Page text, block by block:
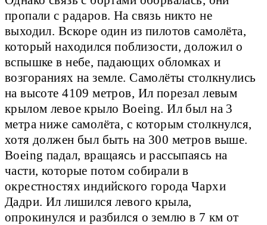
пропали с радаров. На связь никто не
выходил. Вскоре один из пилотов самолёта,
который находился поблизости, доложил о
вспышке в небе, падающих обломках и
возгораниях на земле. Самолёты столкнулись
на высоте 4109 метров, Ил порезал левым
крылом левое крыло Boeing. Ил был на 3
метра ниже самолёта, с которым столкнулся,
хотя должен был быть на 300 метров выше.
Boeing падал, вращаясь и рассыпаясь на
части, которые потом собирали в
окрестностях индийского города Чархи
Дадри. Ил лишился левого крыла,
опрокинулся и разбился о землю в 7 км от